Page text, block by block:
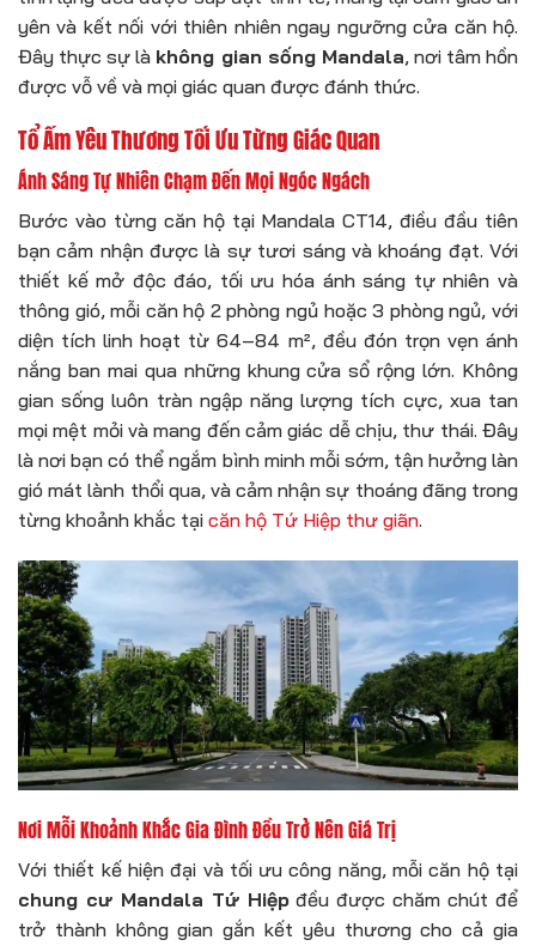
yên và kết nối với thiên nhiên ngay ngưỡng cửa căn hộ.
Đây thực sự là không gian sống Mandala, nơi tâm hồn
được vỗ về và mọi giác quan được đánh thức.
Tổ Ấm Yêu Thương Tối Ưu Từng Giác Quan
Ánh Sáng Tự Nhiên Chạm Đến Mọi Ngóc Ngách
Bước vào từng căn hộ tại Mandala CT14, điều đầu tiên
bạn cảm nhận được là sự tươi sáng và khoáng đạt. Với
thiết kế mở độc đáo, tối ưu hóa ánh sáng tự nhiên và
thông gió, mỗi căn hộ 2 phòng ngủ hoặc 3 phòng ngủ, với
diện tích linh hoạt từ 64–84 m², đều đón trọn vẹn ánh
nắng ban mai qua những khung cửa sổ rộng lớn. Không
gian sống luôn tràn ngập năng lượng tích cực, xua tan
mọi mệt mỏi và mang đến cảm giác dễ chịu, thư thái. Đây
là nơi bạn có thể ngắm bình minh mỗi sớm, tận hưởng làn
gió mát lành thổi qua, và cảm nhận sự thoáng đãng trong
từng khoảnh khắc tại căn hộ Tứ Hiệp thư giãn.
Nơi Mỗi Khoảnh Khắc Gia Đình Đều Trở Nên Giá Trị
Với thiết kế hiện đại và tối ưu công năng, mỗi căn hộ tại
chung cư Mandala Tứ Hiệpđều được chăm chút để
trở thành không gian gắn kết yêu thương cho cả gia